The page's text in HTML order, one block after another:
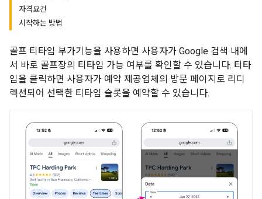
자격요건
시작하는 방법
골프 티타임 부가기능을 사용하면 사용자가 Google 검색 내에
서 바로 골프장의 티타임 가능 여부를 확인할 수 있습니다. 티타
임을 클릭하면 사용자가 예약 제공업체의 방문 페이지로 리디
렉션되어 선택한 티타임 슬롯을 예약할 수 있습니다.